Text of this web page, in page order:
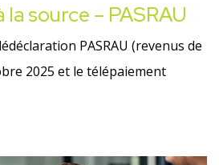
source – PASRAU
PASRAU (revenus de
2025 et le télépaiement